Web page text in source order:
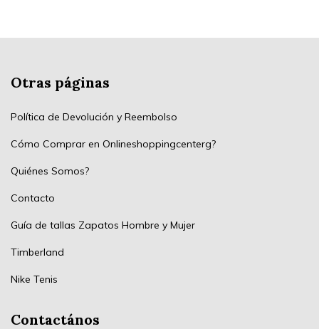
Otras páginas
Política de Devolución y Reembolso
Cómo Comprar en Onlineshoppingcenterg?
Quiénes Somos?
Contacto
Guía de tallas Zapatos Hombre y Mujer
Timberland
Nike Tenis
Contactános